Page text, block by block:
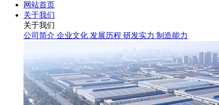
网站首页
关于我们
关于我们
公司简介 企业文化 发展历程 研发实力 制造能力